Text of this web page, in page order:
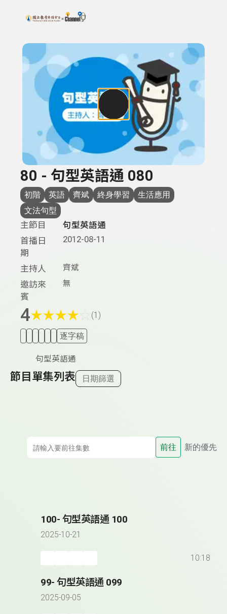
上方功能區塊
搜尋關鍵字：可輸入節目名稱、主持人或關鍵字
80 - 句型英語通 080
初階 英語 齊斌 終身學習
生活應用
文法句型
主節目
句型英語通
首播日
期
2012-08-11
主持人 齊斌
邀訪來
賓
無
4★★★★ (1)
逐字稿
句型英語通
節目單集列表 日期篩選
前往 新的優先
100- 句型英語通 100
2025-10-21
10:18
99- 句型英語通 099
2025-09-05